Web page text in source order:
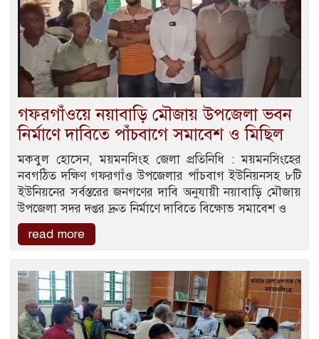
গফরগাঁওয়ে নয়াবাড়ি মৌজায় উপজেলা ভবন
নির্মাণে দাবিতে পাঁচবাগে সমাবেশ ও মিছিল
মকবুল হোসেন, ময়মনসিংহ জেলা প্রতিনিধি : ময়মনসিংহের
নবগঠিত দক্ষিণ গফরগাঁও উপজেলার পাঁচবাগ ইউনিয়নসহ ৮টি
ইউনিয়নের সর্বস্তরের জনগণের দাবি অনুযায়ী নয়াবাড়ি মৌজায়
উপজেলা সদর দপ্তর দ্রুত নির্মাণে দাবিতে বিক্ষোভ সমাবেশ ও
read more